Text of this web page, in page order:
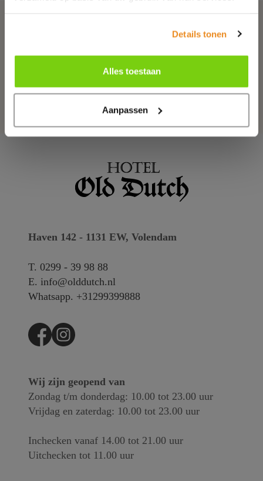
Details tonen
Alles toestaan
Aanpassen
Restaurant Le Pompadour
Wijnbar It's Wine
Haven 142 - 1131 EW, Volendam
T. 0299 - 39 98 88
E. info@olddutch.nl
Whatsapp. +31299399888
Wij zijn geopend van
Zondag t/m donderdag: 10.00 tot 23.00 uur
Vrijdag en zaterdag: 10.00 tot 23.00 uur
Inchecken vanaf 14.00 tot 21.00 uur
Uitchecken tot 11.00 uur